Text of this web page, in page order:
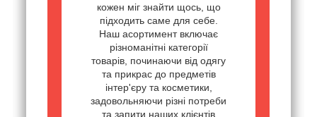
кожен міг знайти щось, що
підходить саме для себе.
Наш асортимент включає
різноманітні категорії
товарів, починаючи від одягу
та прикрас до предметів
інтер'єру та косметики,
задовольняючи різні потреби
та запити наших клієнтів